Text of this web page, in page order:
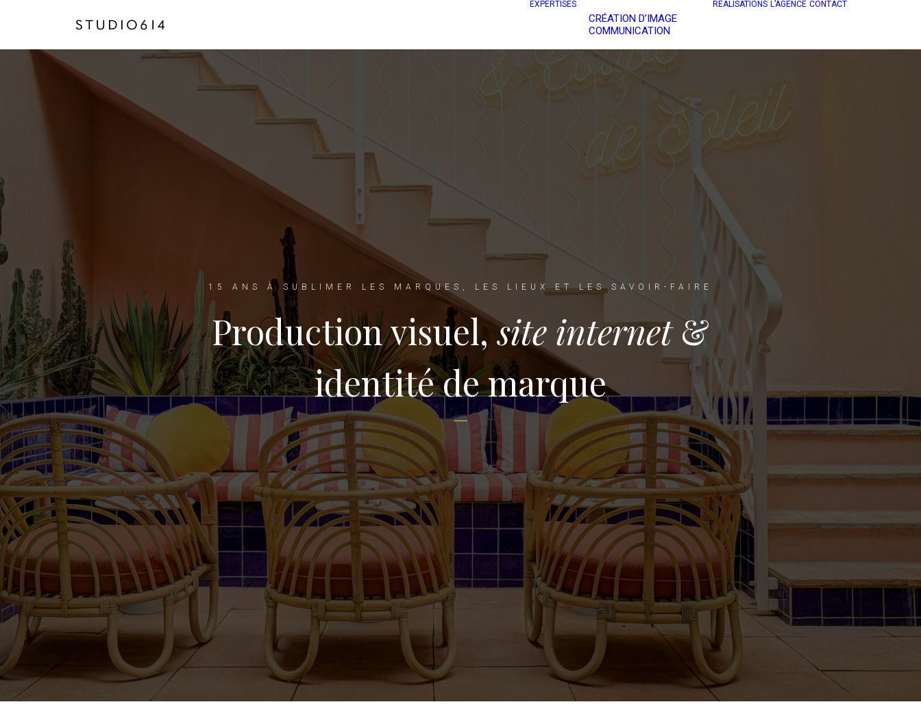
EXPERTISES
CRÉATION D’IMAGE
COMMUNICATION
RÉALISATIONS L’AGENCE CONTACT
15 ANS À SUBLIMER LES MARQUES, LES LIEUX ET LES SAVOIR-FAIRE
Production visuel,site internet&
identité de marque